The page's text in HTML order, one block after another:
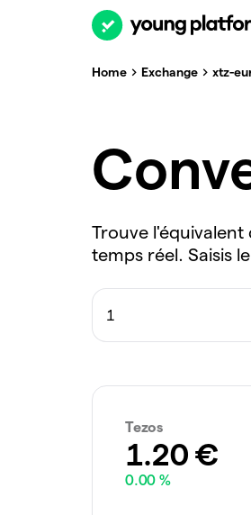
Home Exchange xtz-
Trouve l'équivalent
temps réel. Saisis
Tezos
1.20 €
0.00 %